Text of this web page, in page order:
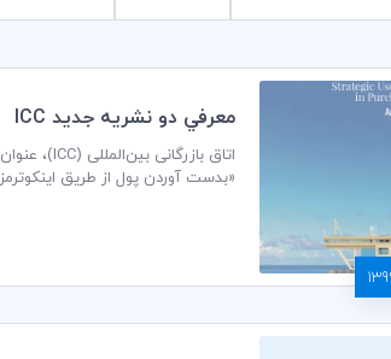
معرفي دو نشريه جديد ICC
«بدست آوردن پول از طریق اینکوترمز 2010»، نشریات جدید ICC هستند که در ذیل به اختصار به معرفی آنها می‌پردازیم: